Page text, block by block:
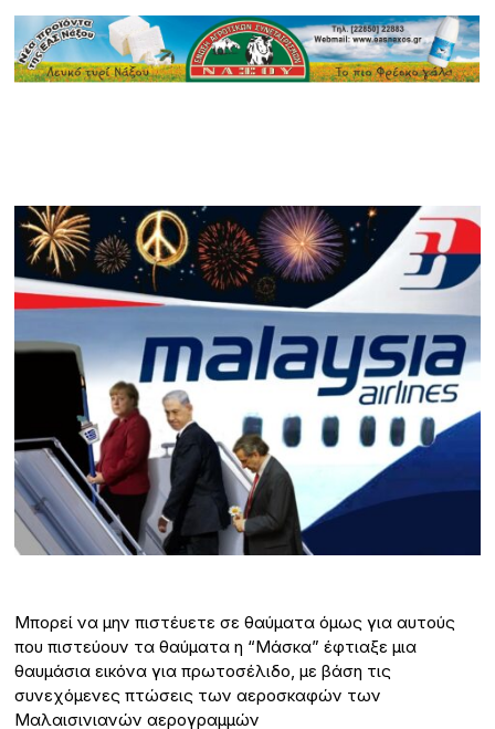
Μπορεί να μην πιστέυετε σε θαύματα όμως για αυτούς
που πιστεύουν τα θαύματα η “Μάσκα” έφτιαξε μια
θαυμάσια εικόνα για πρωτοσέλιδο, με βάση τις
συνεχόμενες πτώσεις των αεροσκαφών των
Μαλαισινιανών αερογραμμών